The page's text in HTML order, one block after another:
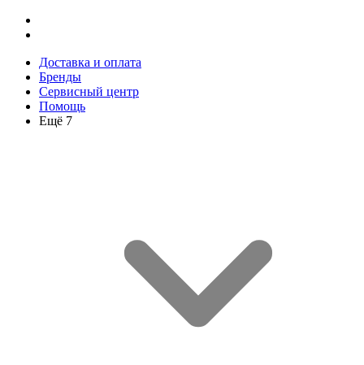
Доставка и оплата
Бренды
Сервисный центр
Помощь
Ещё 7